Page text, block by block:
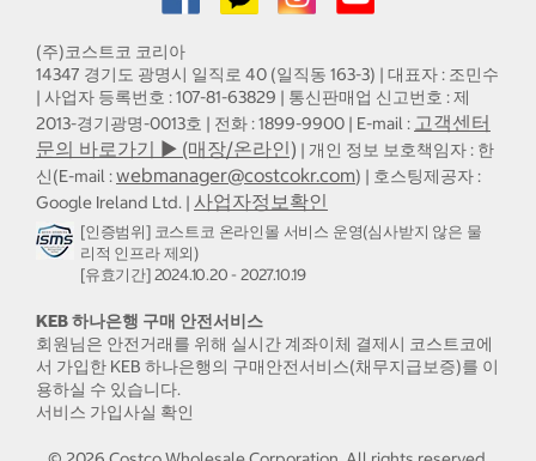
(주)코스트코 코리아
14347 경기도 광명시 일직로 40 (일직동 163-3) | 대표자 : 조민수
| 사업자 등록번호 : 107-81-63829 | 통신판매업 신고번호 : 제
2013-경기광명-0013호 | 전화 : 1899-9900 | E-mail : 고객센터
문의 바로가기 ▶ (매장/온라인) | 개인 정보 보호책임자 : 한
신(E-mail :webmanager@costcokr.com) | 호스팅제공자 :
Google Ireland Ltd. | 사업자정보확인
[인증범위] 코스트코 온라인몰 서비스 운영(심사받지 않은 물
리적 인프라 제외)
[유효기간] 2024.10.20 - 2027.10.19
KEB 하나은행 구매 안전서비스
회원님은 안전거래를 위해 실시간 계좌이체 결제시 코스트코에
서 가입한 KEB 하나은행의 구매안전서비스(채무지급보증)를 이
용하실 수 있습니다.
서비스 가입사실 확인